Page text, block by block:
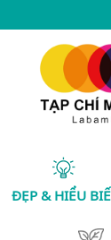
ĐẸP & HIỂU